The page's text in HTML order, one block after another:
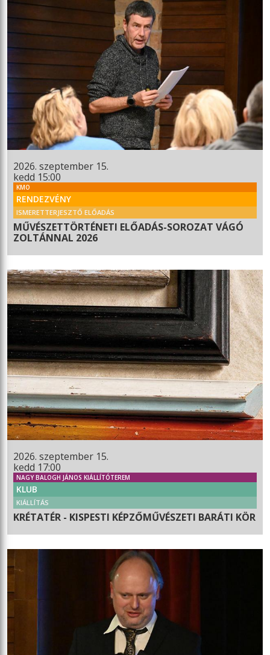
2026. szeptember 15.
kedd 15:00
KMO
RENDEZVÉNY
ISMERETTERJESZTŐ ELŐADÁS
MŰVÉSZETTÖRTÉNETI ELŐADÁS-SOROZAT VÁGÓ
ZOLTÁNNAL 2026
2026. szeptember 15.
kedd 17:00
NAGY BALOGH JÁNOS KIÁLLÍTÓTEREM
KLUB
KIÁLLÍTÁS
KRÉTATÉR - KISPESTI KÉPZŐMŰVÉSZETI BARÁTI KÖR